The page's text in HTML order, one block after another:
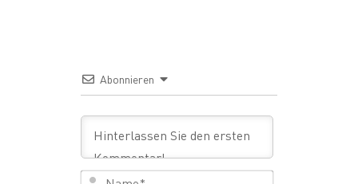
Abonnieren